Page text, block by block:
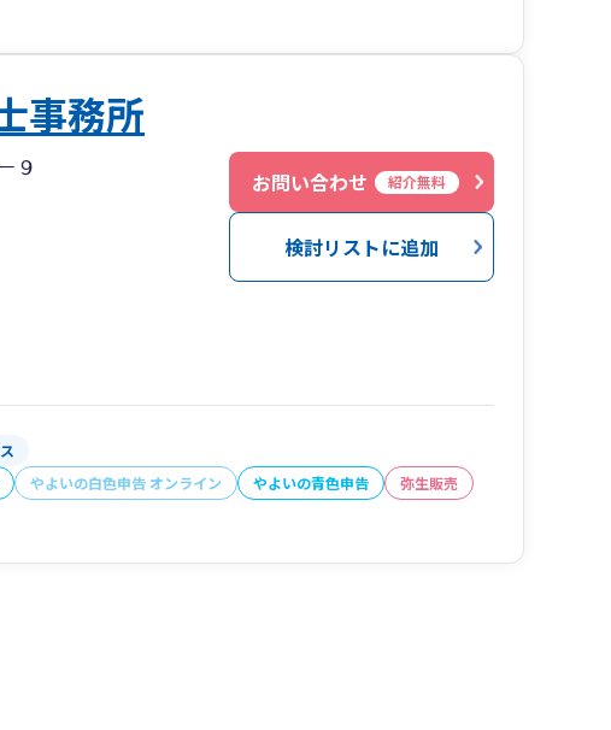
事務所
９
お問い合わせ 紹介無料
検討リストに追加
やよいの白色申告 オンライン やよいの青色申告
弥生販売